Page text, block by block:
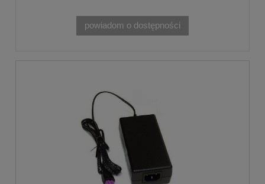
powiadom o dostępności